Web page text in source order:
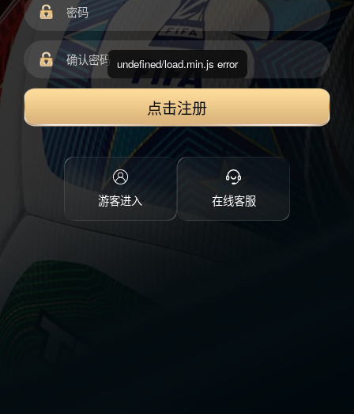
点击注册
游客进入 在线客服
undefined/load.min.js error